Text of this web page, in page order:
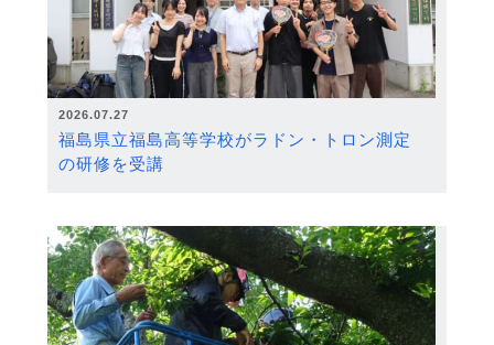
2026.07.27
福島県立福島高等学校がラドン・トロン測定
の研修を受講